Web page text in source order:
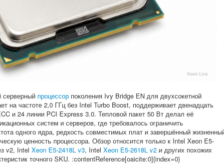
процессор поколения Ivy Bridge EN для двухсокетной
на частоте 2,0 ГГц без Intel Turbo Boost, поддерживает двенадцать
и 24 линии PCI Express 3.0. Тепловой пакет 50 Вт делал её
систем и серверов, где требовалось ограничить
одного ядра, редкость совместимых плат и завершённый
ценность процессора. Обзор относится только к Intel Xeon E5-
v2, Intel Xeon E5-2418L v3, Intel Xeon E5-2618L v2 и других похожих
точного SKU. :contentReference[oaicite:0]{index=0}